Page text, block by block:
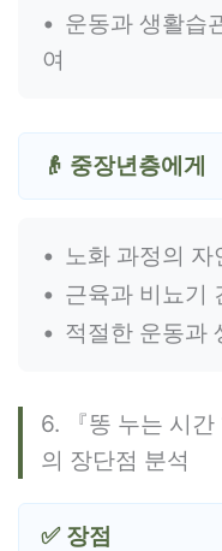
운동과 생활습
여
👴 중장년층에게
노화 과정의 자
근육과 비뇨기
적절한 운동과
6. 『똥 누는 시간
의 장단점 분석
✅ 장점